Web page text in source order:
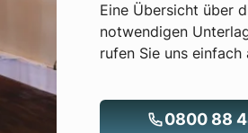
Eine Übersicht über
notwendigen
rufen Sie uns
0800 88